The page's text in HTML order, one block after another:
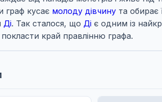
граф кусає молоду дівчину та обирає
Ді. Так сталося, що Ді є одним із
покласти край правлінню графа.